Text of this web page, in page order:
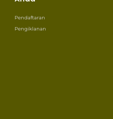
Pendaftaran
Pengiklanan